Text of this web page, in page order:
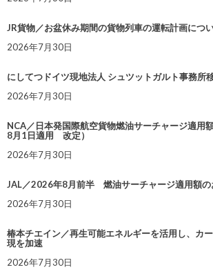
JR貨物／お盆休み期間の貨物列車の運転計画につ
2026年7月30日
にしてつドイツ現地法人 シュツットガルト事務所
2026年7月30日
NCA／日本発国際航空貨物燃油サーチャージ適用
8月1日適用 改定）
2026年7月30日
JAL／2026年8月前半 燃油サーチャージ適用額の
2026年7月30日
椿本チエイン／再生可能エネルギーを活用し、カ
現を加速
2026年7月30日